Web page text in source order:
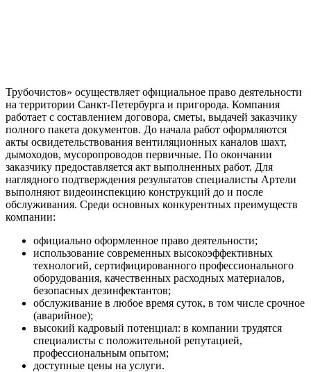
Трубочистов» осуществляет официальное право деятельности
на территории Санкт-Петербурга и пригорода. Компания
работает с составлением договора, сметы, выдачей заказчику
полного пакета документов. До начала работ оформляются
акты освидетельствования вентиляционных каналов шахт,
дымоходов, мусоропроводов первичные. По окончании
заказчику предоставляется акт выполненных работ. Для
наглядного подтверждения результатов специалисты Артели
выполняют видеоинспекцию конструкций до и после
обслуживания. Среди основных конкурентных преимуществ
компании:
официально оформленное право деятельности;
использование современных высокоэффективных
технологий, сертифицированного профессионального
оборудования, качественных расходных материалов,
безопасных дезинфектантов;
обслуживание в любое время суток, в том числе срочное
(аварийное);
высокий кадровый потенциал: в компании трудятся
специалисты с положительной репутацией,
профессиональным опытом;
доступные цены на услуги.